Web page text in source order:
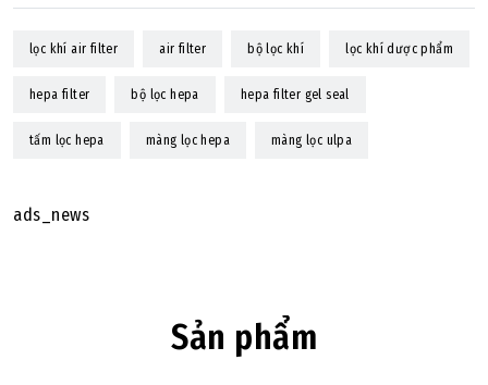
lọc khí air filter air filter bộ lọc khí lọc khí dược phẩm
hepa filter bộ lọc hepa hepa filter gel seal
tấm lọc hepa màng lọc hepa màng lọc ulpa
ads_news
Sản phẩm